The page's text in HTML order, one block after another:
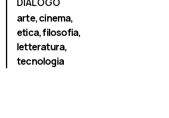
arte,cinema,
etica,filosofia,
letteratura,
tecnologia